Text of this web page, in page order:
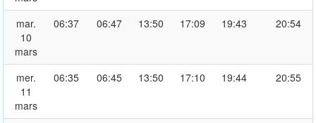
mar.
10
mars
06:37 06:47 13:50 17:09 19:43 20:54
mer.
11
mars
06:35 06:45 13:50 17:10 19:44 20:55